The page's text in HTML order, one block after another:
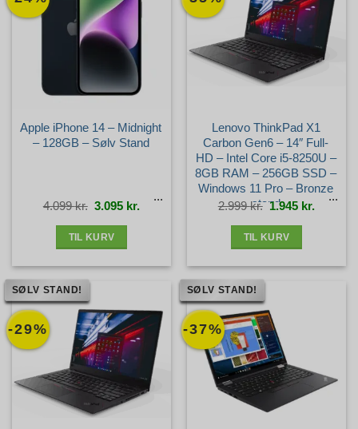
Apple iPhone 14 – Midnight
– 128GB – Sølv Stand
4.099kr. Den
oprindelige
pris
3.095 kr. Den
aktuelle
pris
TIL KURV
Lenovo ThinkPad X1
Carbon Gen6 – 14″ Full-
HD – Intel Core i5-8250U –
8GB RAM – 256GB SSD –
Windows 11 Pro – Bronze
stand
2.999kr. Den
oprindelige
pris
1.945 kr. Den
aktuelle
pris
TIL KURV
-29%
SØLV STAND!
-37%
SØLV STAND!